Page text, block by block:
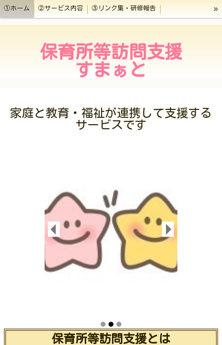
①ホーム ②サービス内容 ③リンク集・研修報告
④ご利用者の皆様へ ⑤アクセス・施設情報
»
保育所等訪問支援
すまぁと
家庭と教育・福祉が連携して支援する
サービスです
保育所等訪問支援とは